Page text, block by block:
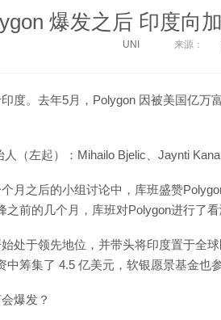
爆发之后 印度向
UNI 来源：
度。去年5月，Polygon 因被美国亿万
人（左起）：Mihailo Bjelic、Jaynti
月之后的小组讨论中，库班盛赞
之前的几个月，库班对Polygon进行了看
处于领先地位，并带头将印度置于全
中筹集了 4.5 亿美元，软银愿景基金也参
爆发？